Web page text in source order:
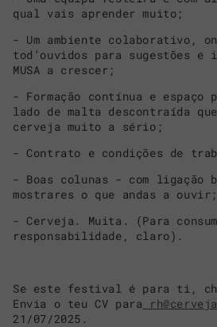
qual vais aprender muito;
- Um ambiente colaborativo,
tod’ouvidos para sugestões e
MUSA a crescer;
- Formação contínua e espaço
lado de malta descontraída
cerveja muito a sério;
- Contrato e condições de
- Boas colunas - com ligação
mostrares o que andas a ouvir;
- Cerveja. Muita. (Para
responsabilidade, claro).
Se este festival é para ti,
Envia o teu CV para
21/07/2025.